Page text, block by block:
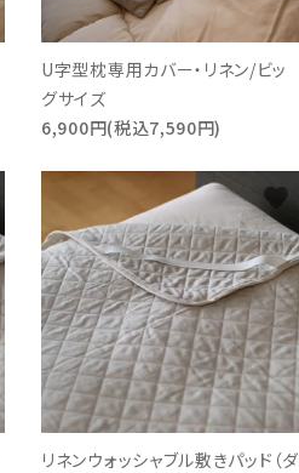
U字型枕専用カバー・リネン/ビッ
グサイズ
6,900円(税込7,590円)
リネンウォッシャブル敷きパッド（ダ
favorite